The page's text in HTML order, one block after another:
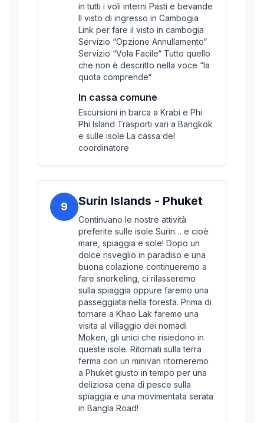
in tutti i voli interni Pasti e bevande
Il visto di ingresso in Cambogia
Link per fare il visto in cambogia
Servizio “Opzione Annullamento“
Servizio “Vola Facile“ Tutto quello
che non è descritto nella voce “la
quota comprende“
In cassa comune
Escursioni in barca a Krabi e Phi
Phi Island Trasporti vari a Bangkok
e sulle isole La cassa del
coordinatore
9 Surin Islands - Phuket
Continuano le nostre attività
preferite sulle isole Surin… e cioè
mare, spiaggia e sole! Dopo un
dolce risveglio in paradiso e una
buona colazione continueremo a
fare snorkeling, ci rilasseremo
sulla spiaggia oppure faremo una
passeggiata nella foresta. Prima di
tornare a Khao Lak faremo una
visita al villaggio dei nomadi
Moken, gli unici che risiedono in
queste isole. Ritornati sulla terra
ferma con un minivan ritorneremo
a Phuket giusto in tempo per una
deliziosa cena di pesce sulla
spiaggia e una movimentata serata
in Bangla Road!